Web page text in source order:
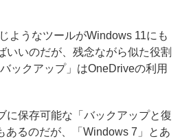
ようなツールがWindows 11にも
いいのだが、残念ながら似た役割
ックアップ」はOneDriveの利用
保存可能な「バックアップと復
あるのだが、「Windows 7」とあ